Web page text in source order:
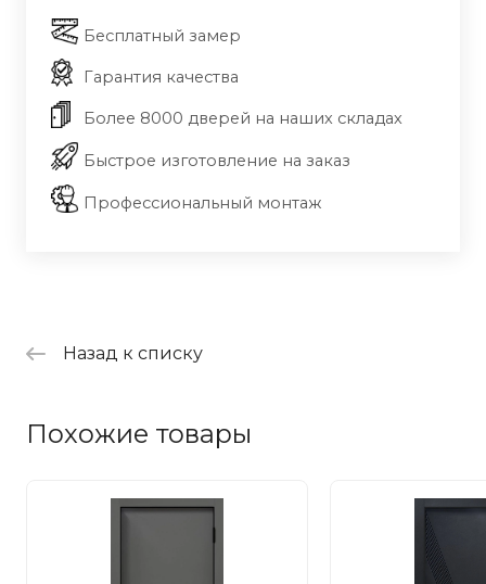
Бесплатный замер
Гарантия качества
Более 8000 дверей на наших складах
Быстрое изготовление на заказ
Профессиональный монтаж
Назад к списку
Похожие товары